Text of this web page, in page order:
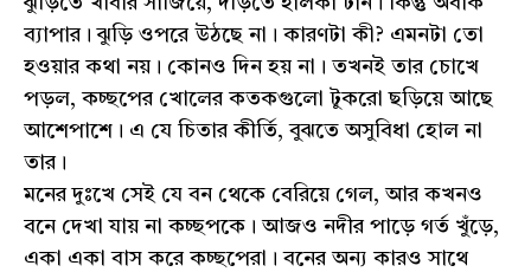
ব্যাপার। ঝুড়ি ওপরে উঠছে না। কারণটা কী? এমনটা তো
হওয়ার কথা নয়। কোনও দিন হয় না। তখনই তার চোখে
পড়ল, কচ্ছপের খোলের কতকগুলো টুকরো ছড়িয়ে আছে
আশেপাশে। এ যে চিতার কীর্তি, বুঝতে অসুবিধা হোল না
তার।
মনের দুঃখে সেই যে বন থেকে বেরিয়ে গেল, আর কখনও
বনে দেখা যায় না কচ্ছপকে। আজও নদীর পাড়ে গর্ত খুঁড়ে,
একা একা বাস করে কচ্ছপেরা। বনের অন্য কারও সাথে